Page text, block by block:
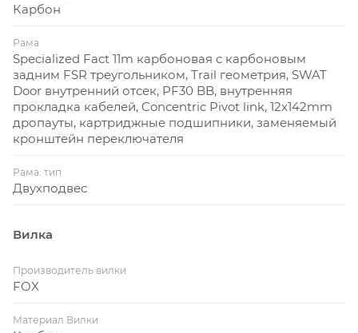
Карбон
Рама
Specialized Fact 11m карбоновая с карбоновым
задним FSR треугольником, Trail геометрия, SWAT
Door внутренний отсек, PF30 BB, внутренняя
прокладка кабелей, Concentric Pivot link, 12x142mm
дропауты, картриджные подшипники, заменяемый
кронштейн переключателя
Рама: тип
Двухподвес
Вилка
Производитель вилки
FOX
Материал Вилки